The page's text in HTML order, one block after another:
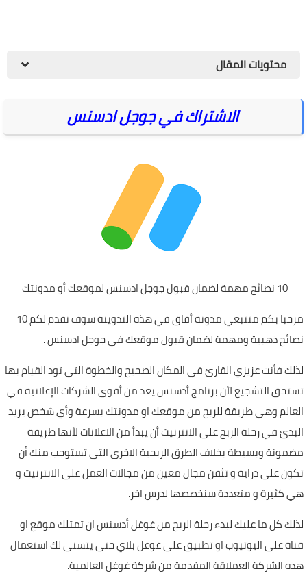
محتويات المقال
الاشتراك في جوجل ادسنس
10 نصائح مهمة لضمان قبول جوجل ادسنس لموقعك أو مدونتك
مرحبا بكم متتبعي مدونة أفاق في هذه التدوينة سوف نقدم لكم 10
نصائح ذهبية ومهمة لضمان قبول موقعك في جوجل ادسنس .
لذلك فأنت عزيزي القارئ في المكان الصحيح والخطوة التي تود القيام بها
تستحق التشجيع لأن برنامج أدسنس يعد من أقوى الشركات الإعلانية في
العالم وهي طريقة للربح من موقعك او مدونتك بسرعة وأي شخص يريد
البدئ في رحلة الربح على الانترنيت أن يبدأ من الاعلانات لأنها طريقة
مضمونة وبسيطة بخلاف الطرق الربحية الاخرى التي تستوجب منك أن
تكون على دراية و تثقن مجال معين من مجالات العمل على الانترنيت و
هي كثيرة و متعددة سنخصصها لدرس اخر.
لذلك كل ما عليك لبدء رحلة الربح من غوغل أدسنس ان تمتلك موقع او
قناة على اليوتيوب او تطبيق على غوغل بلاي حتى يتسنى لك استعمال
هذه الشركة العملاقة المقدمة من شركة غوغل العالمية.